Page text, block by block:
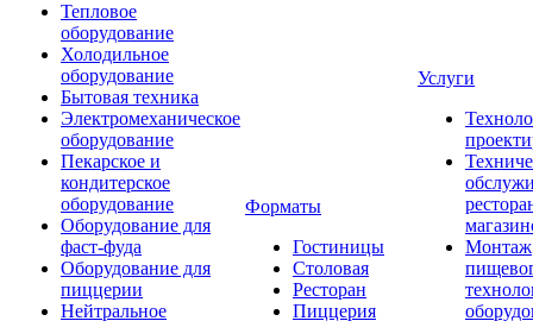
Тепловое
оборудование
Холодильное
оборудование
Бытовая техника
Электромеханическое
оборудование
Пекарское и
кондитерское
оборудование
Оборудование для
фаст-фуда
Оборудование для
пиццерии
Нейтральное
Форматы
Гостиницы
Столовая
Ресторан
Пиццерия
Услуги
Монтаж